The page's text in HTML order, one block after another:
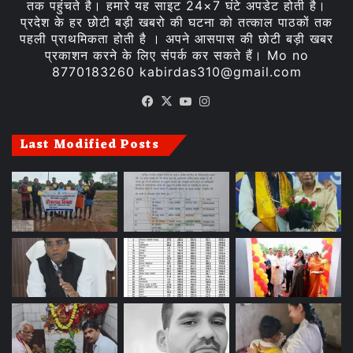
तक पहुंचते है। हमारे यह साइट 24×7 घंटे अपडेट होती है।
प्रदेश के हर छोटी बड़ी खबरो की घटना को तत्काल पाठकों तक
पहली प्राथमिकता होती है । अपने आसपास की छोटी बड़ी खबर
प्रकाशन करने के लिए संपर्क कर सकते हैं। Mo no
8770183260 kabirdas310@gmail.com
Facebook
X YouTube
Last Modified Posts